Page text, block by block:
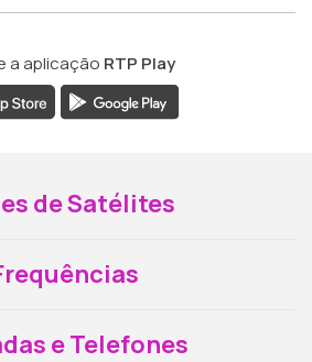
a aplicação RTP Play
de Satélites
e Telefones